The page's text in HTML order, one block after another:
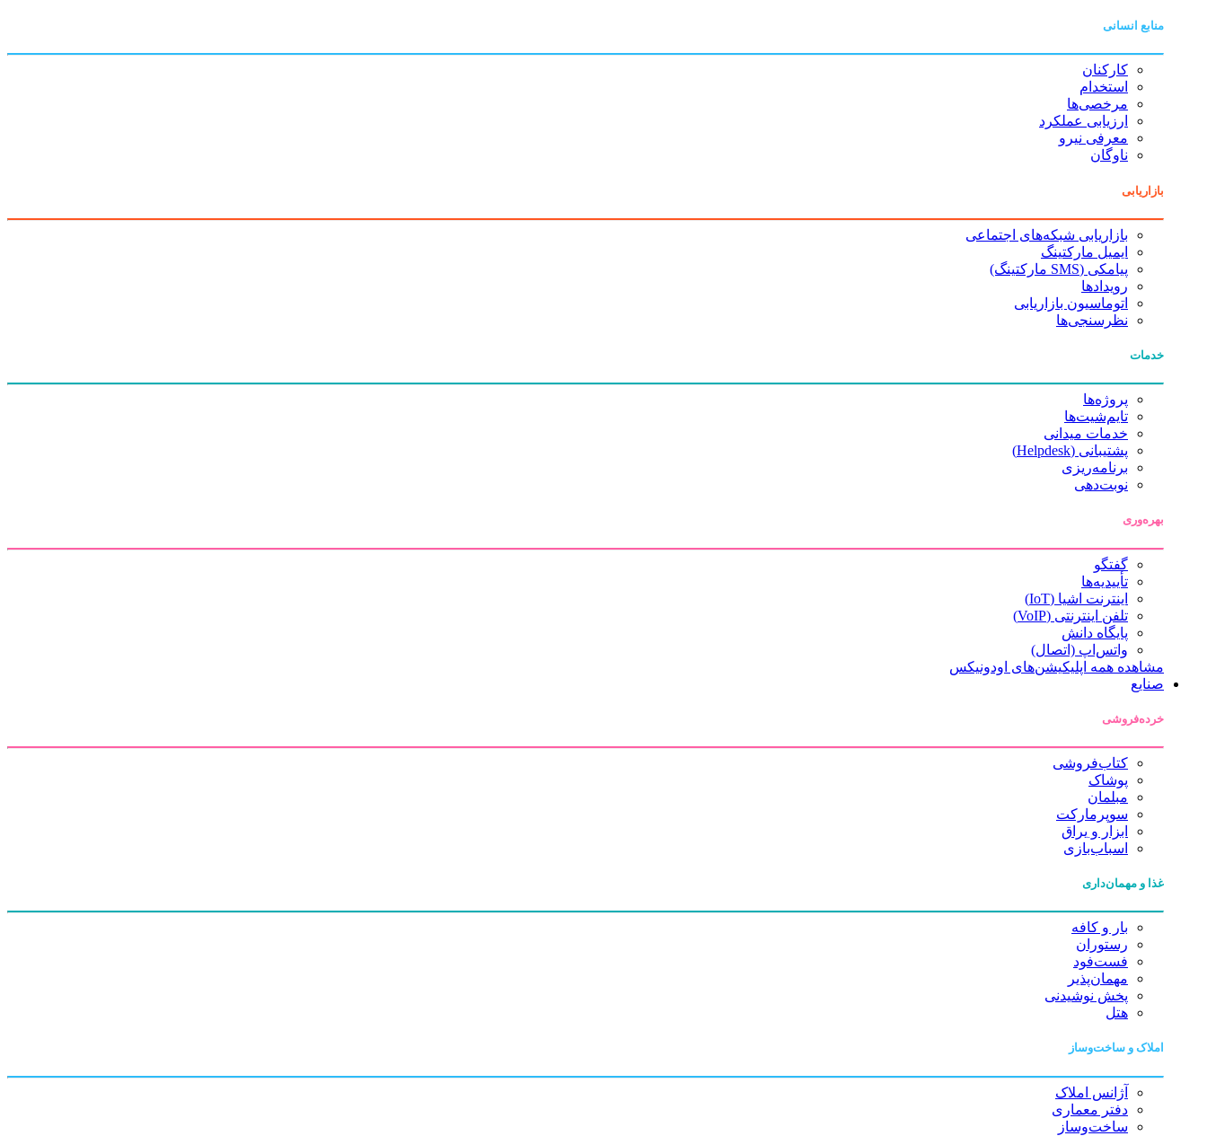
منابع انسانی
کارکنان
استخدام
مرخصی‌ها
ارزیابی عملکرد
معرفی نیرو
ناوگان
بازاریابی
بازاریابی شبکه‌های اجتماعی
ایمیل مارکتینگ
پیامکی (SMS مارکتینگ)
رویدادها
اتوماسیون بازاریابی
نظرسنجی‌ها
خدمات
پروژه‌ها
تایم‌شیت‌ها
خدمات میدانی
پشتیبانی (Helpdesk)
برنامه‌ریزی
نوبت‌دهی
بهره‌وری
گفتگو
تأییدیه‌ها
اینترنت اشیا (IoT)
تلفن اینترنتی (VoIP)
پایگاه دانش
واتس‌اپ (اتصال)
مشاهده همه اپلیکیشن‌های اودونیکس
صنایع
خرده‌فروشی
کتاب‌فروشی
پوشاک
مبلمان
سوپرمارکت
ابزار و یراق
اسباب‌بازی
غذا و مهمان‌داری
بار و کافه
رستوران
فست‌فود
مهمان‌پذیر
پخش نوشیدنی
هتل
املاک و ساخت‌وساز
آژانس املاک
دفتر معماری
ساخت‌وساز